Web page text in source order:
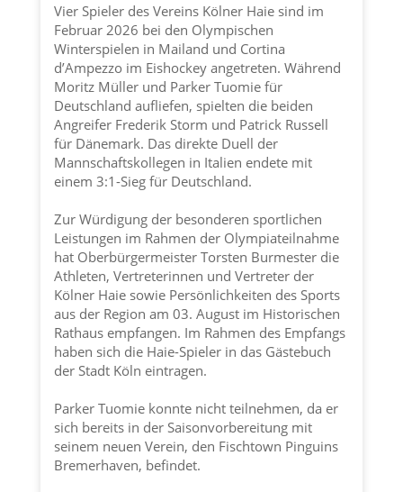
Vier Spieler des Vereins Kölner Haiesind im
Februar 2026 bei den Olympischen
Winterspielen in Mailand und Cortina
d’Ampezzo im Eishockey angetreten. Während
Moritz Müller und Parker Tuomie für
Deutschland aufliefen, spielten die beiden
Angreifer Frederik Storm und Patrick Russell
für Dänemark. Das direkte Duell der
Mannschaftskollegen in Italien endete mit
einem 3:1-Sieg für Deutschland.
Zur Würdigung der besonderen sportlichen
Leistungen im Rahmen der Olympiateilnahme
hat Oberbürgermeister Torsten Burmester die
Athleten, Vertreterinnen und Vertreter der
Kölner Haiesowie Persönlichkeiten des Sports
aus der Region am 03. August im Historischen
Rathaus empfangen. Im Rahmen des Empfangs
haben sich die Haie-Spieler in das Gästebuch
der Stadt Köln eintragen.
Parker Tuomie konnte nicht teilnehmen, da er
sich bereits in der Saisonvorbereitung mit
seinem neuen Verein, den Fischtown Pinguins
Bremerhaven, befindet.